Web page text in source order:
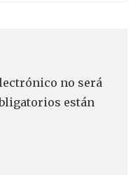
no será
están